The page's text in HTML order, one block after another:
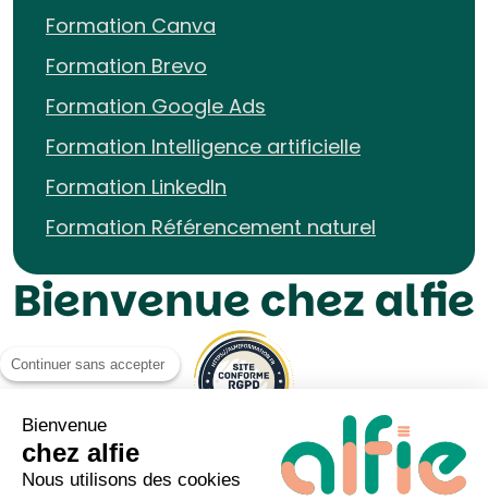
Formation Canva
Formation Brevo
Formation Google Ads
Formation Intelligence artificielle
Formation LinkedIn
Formation Référencement naturel
Bienvenue chez alfie
Continuer sans accepter
Bienvenue
chez alfie
Nous utilisons des cookies